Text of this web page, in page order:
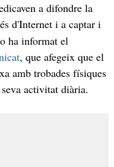
a difondre la
d'Internet i a captar i
ha informat el
, que afegeix que el
amb trobades físiques
activitat diària.